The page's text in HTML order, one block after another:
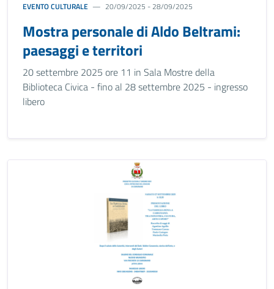
EVENTO CULTURALE 20/09/2025 - 28/09/2025
Mostra personale di Aldo Beltrami:
paesaggi e territori
20 settembre 2025 ore 11 in Sala Mostre della
Biblioteca Civica - fino al 28 settembre 2025 - ingresso
libero